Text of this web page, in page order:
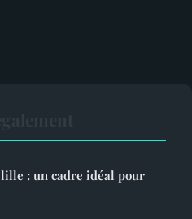
: un cadre idéal pour